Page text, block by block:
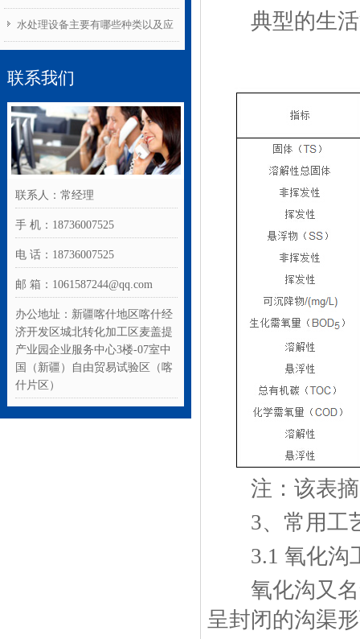
水处理设备主要有哪些种类以及应
联系我们
联系人：常经理
手 机：18736007525
电 话：18736007525
邮 箱：1061587244@qq.com
办公地址：新疆喀什地区喀什经
济开发区城北转化加工区麦盖提
产业园企业服务中心3楼-07室中
国（新疆）自由贸易试验区（喀
什片区）
典型的生活
注：该表摘
3、常用工
3.1 氧化沟
氧化沟又名
呈封闭的沟渠